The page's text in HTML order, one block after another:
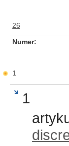
26
Numer
1
1